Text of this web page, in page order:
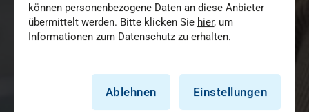
können personenbezogene Daten an diese Anbieter
übermittelt werden. Bitte klicken Sie hier, um
Informationen zum Datenschutz zu erhalten.
Ablehnen Einstellungen